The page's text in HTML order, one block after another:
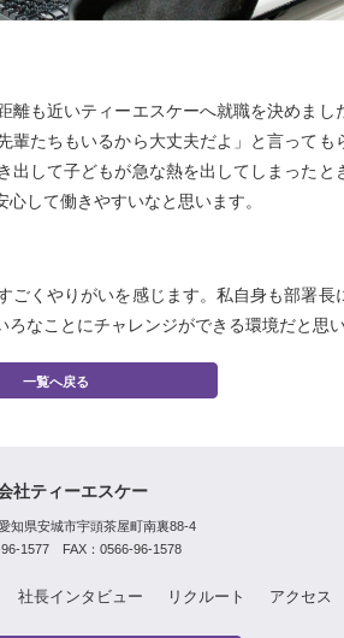
も近いティーエスケーへ就職を決めまし
たちもいるから大丈夫だよ」と言っても
して子どもが急な熱を出してしまったと
して働きやすいなと思います。
くやりがいを感じます。私自身も部署長
なことにチャレンジができる環境だと思い
一覧へ戻る
社ティーエスケー
知県安城市宇頭茶屋町南裏88-4
1577 FAX：0566-96-1578
社長インタビュー リクルート アクセス